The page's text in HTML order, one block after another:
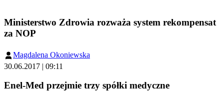
Ministerstwo Zdrowia rozważa system rekompensat
za NOP
Magdalena Okoniewska
30.06.2017 | 09:11
Enel-Med przejmie trzy spółki medyczne